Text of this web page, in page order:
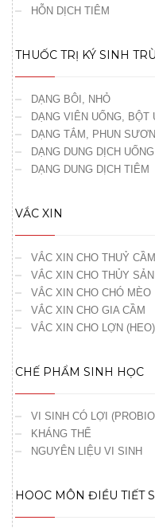
HỖN DỊCH TIÊM
THUỐC TRỊ KÝ SINH
DẠNG BÔI, NHỎ
DẠNG VIÊN UỐNG, BỘT
DẠNG TẮM, PHUN
DẠNG DUNG DỊCH UỐNG
DẠNG DUNG DỊCH TIÊM
VẮC XIN
VẮC XIN CHO THUỶ CẦM
VẮC XIN CHO THỦY SẢN
VẮC XIN CHO CHÓ MÈO
VẮC XIN CHO GIA CẦM
VẮC XIN CHO LỢN (HEO)
CHẾ PHẨM SINH HỌC
VI SINH CÓ LỢI
KHÁNG THỂ
NGUYÊN LIỆU VI SINH
HOOC MÔN ĐIỀU TIẾT